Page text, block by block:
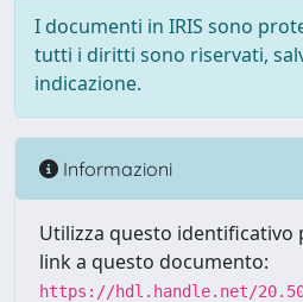
I documenti in IRIS sono
tutti i diritti sono riservati,
indicazione.
Informazioni
Utilizza questo identificativo
link a questo documento:
https://hdl.handle.net/